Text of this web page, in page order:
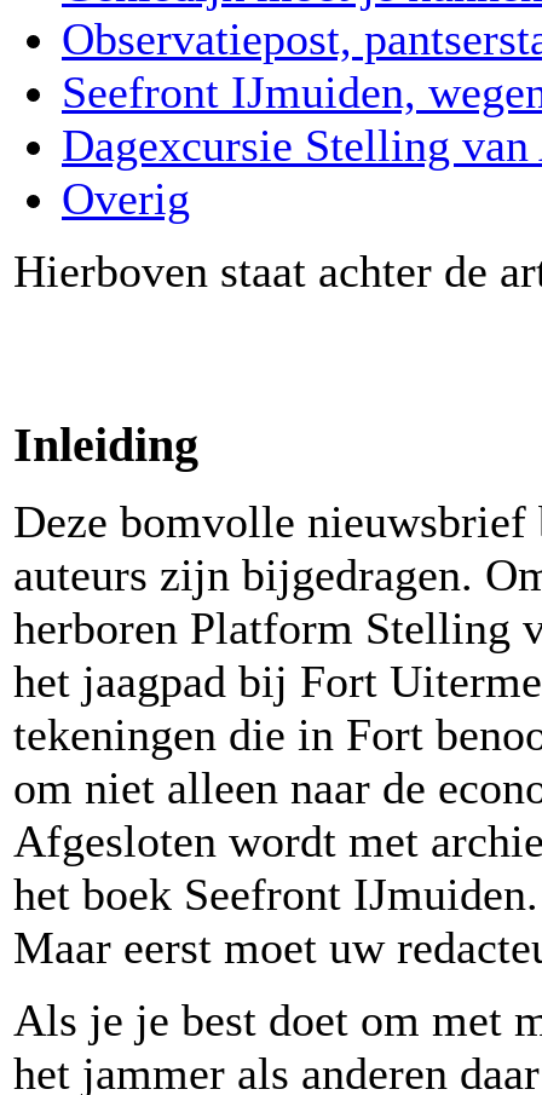
Observatiepost,
Seefront IJmuiden,
Dagexcursie Stelling
Overig
Hierboven staat achter de
Inleiding
Deze bomvolle
auteurs zijn bijgedragen.
herboren Platform Stelling
het jaagpad bij Fort
tekeningen die in Fort
om niet alleen naar de
Afgesloten wordt met
het boek Seefront
Maar eerst moet uw
Als je je best doet om met
het jammer als anderen